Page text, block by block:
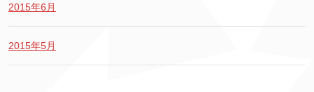
2015年6月
2015年5月